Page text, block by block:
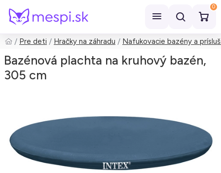
0
Hľadať
Pre deti Hračky na záhradu Nafukovacie bazény a
Bazénová plachta na kruhový bazén,
305 cm